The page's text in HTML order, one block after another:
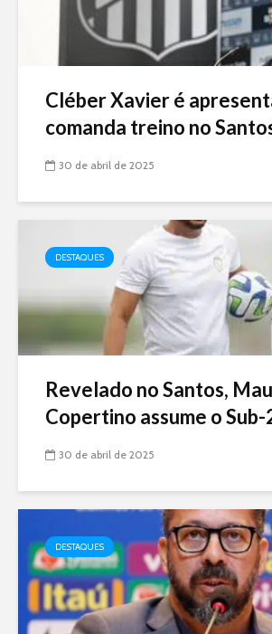
Cléber Xavier é
comanda treino no
30 de abril de 2025
DESTAQUES
Revelado no Santos,
Copertino assume o Sub-
30 de abril de 2025
DESTAQUES